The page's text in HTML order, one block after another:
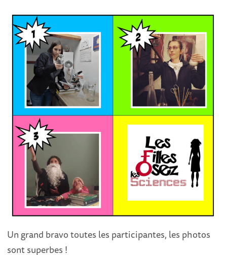
Un grand bravo toutes les participantes, les photos
sont superbes !